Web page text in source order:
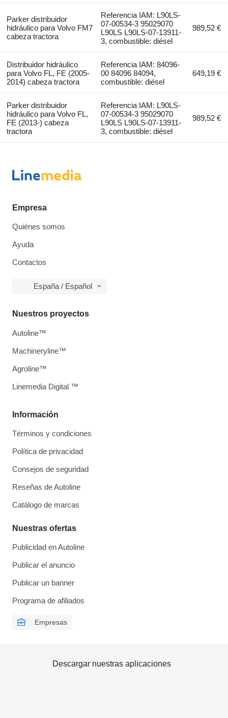
Parker distribuidor
hidráulico para Volvo FM7
cabeza tractora
Referencia IAM: L90LS-
07-00534-3 95029070
L90LS L90LS-07-13911-
3, combustible: diésel
989,52 €
Distribuidor hidráulico
para Volvo FL, FE (2005-
2014) cabeza tractora
Referencia IAM: 84096-
00 84096 84094,
combustible: diésel
649,19 €
Parker distribuidor
hidráulico para Volvo FL,
FE (2013-) cabeza
tractora
Referencia IAM: L90LS-
07-00534-3 95029070
L90LS L90LS-07-13911-
3, combustible: diésel
989,52 €
Empresa
Quiénes somos
Ayuda
Contactos
España / Español
Información
Términos y condiciones
Política de privacidad
Consejos de seguridad
Reseñas de Autoline
Catálogo de marcas
Nuestras ofertas
Publicidad en Autoline
Publicar el anuncio
Publicar un banner
Programa de afiliados
Empresas
Nuestros proyectos
Autoline™
Machineryline™
Agroline™
Linemedia Digital ™
Descargar nuestras aplicaciones